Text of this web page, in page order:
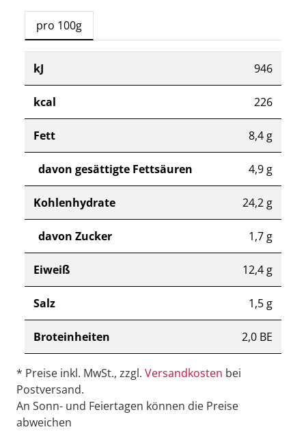
pro 100g
kJ 946
kcal 226
Fett 8,4 g
davon gesättigte Fettsäuren 4,9 g
Kohlenhydrate 24,2 g
davon Zucker 1,7 g
Eiweiß 12,4 g
Salz 1,5 g
Broteinheiten 2,0 BE
* Preise inkl. MwSt., zzgl. Versandkosten bei
Postversand.
An Sonn- und Feiertagen können die Preise
abweichen